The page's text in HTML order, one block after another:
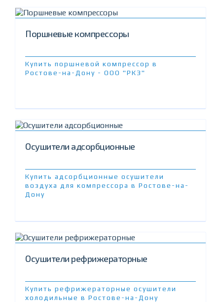
Поршневые компрессоры
Купить поршневой компрессор в
Ростове-на-Дону - ООО "РКЗ"
Осушители адсорбционные
Купить адсорбционные осушители
воздуха для компрессора в Ростове-на-
Дону
Осушители рефрижераторные
Купить рефрижераторные осушители
холодильные в Ростове-на-Дону